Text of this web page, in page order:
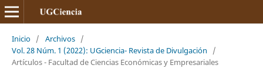
Inicio / Archivos /
Vol. 28 Núm. 1 (2022): UGciencia- Revista de Divulgación
/
Artículos - Facultad de Ciencias Económicas y Empresariales